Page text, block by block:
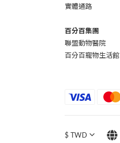
實體通路
百分百集團
聯盟動物醫院
百分百寵物生活館
$ TWD